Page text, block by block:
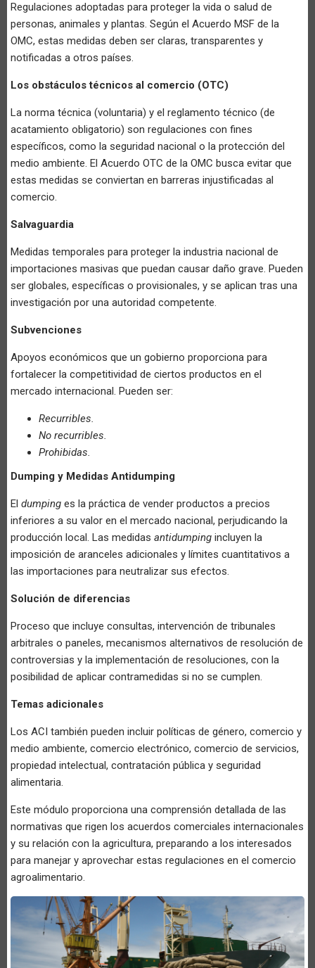
Regulaciones adoptadas para proteger la vida o salud de
personas, animales y plantas. Según el Acuerdo MSF de la
OMC, estas medidas deben ser claras, transparentes y
notificadas a otros países.
Los obstáculos técnicos al comercio (OTC)
La norma técnica (voluntaria) y el reglamento técnico (de
acatamiento obligatorio) son regulaciones con fines
específicos, como la seguridad nacional o la protección del
medio ambiente. El Acuerdo OTC de la OMC busca evitar que
estas medidas se conviertan en barreras injustificadas al
comercio.
Salvaguardia
Medidas temporales para proteger la industria nacional de
importaciones masivas que puedan causar daño grave. Pueden
ser globales, específicas o provisionales, y se aplican tras una
investigación por una autoridad competente.
Subvenciones
Apoyos económicos que un gobierno proporciona para
fortalecer la competitividad de ciertos productos en el
mercado internacional. Pueden ser:
Recurribles.
No recurribles.
Prohibidas.
Dumping y Medidas Antidumping
El dumping es la práctica de vender productos a precios
inferiores a su valor en el mercado nacional, perjudicando la
producción local. Las medidas antidumping incluyen la
imposición de aranceles adicionales y límites cuantitativos a
las importaciones para neutralizar sus efectos.
Solución de diferencias
Proceso que incluye consultas, intervención de tribunales
arbitrales o paneles, mecanismos alternativos de resolución de
controversias y la implementación de resoluciones, con la
posibilidad de aplicar contramedidas si no se cumplen.
Temas adicionales
Los ACI también pueden incluir políticas de género, comercio y
medio ambiente, comercio electrónico, comercio de servicios,
propiedad intelectual, contratación pública y seguridad
alimentaria.
Este módulo proporciona una comprensión detallada de las
normativas que rigen los acuerdos comerciales internacionales
y su relación con la agricultura, preparando a los interesados
para manejar y aprovechar estas regulaciones en el comercio
agroalimentario.